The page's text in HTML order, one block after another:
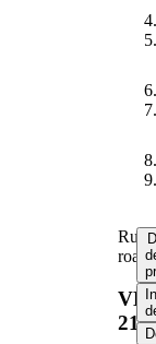
roata